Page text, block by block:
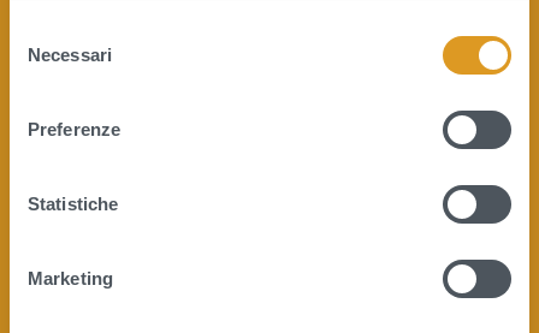
Necessari
Preferenze
Statistiche
Marketing